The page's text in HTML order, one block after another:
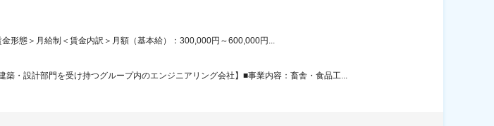
形態＞月給制＜賃金内訳＞月額（基本給）：300,000円～600,000円...
築・設計部門を受け持つグループ内のエンジニアリング会社】■事業内容：畜舎・食品工...